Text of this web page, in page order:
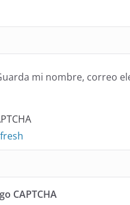
mi nombre, correo
CAPTCHA